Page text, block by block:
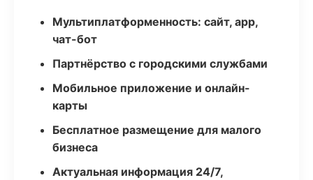
Мультиплатформенность: сайт, app,
чат-бот
Партнёрство с городскими службами
Мобильное приложение и онлайн-
карты
Бесплатное размещение для малого
бизнеса
Актуальная информация 24/7,